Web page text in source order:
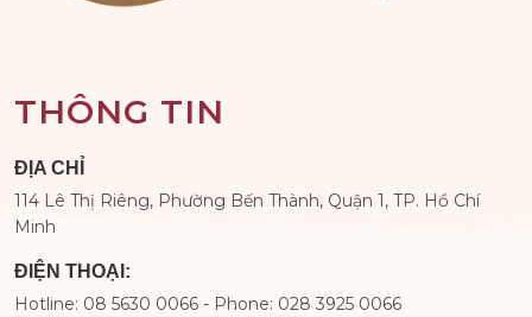
THÔNG TIN
ĐỊA CHỈ
114 Lê Thị Riêng, Phường Bến Thành, Quận 1, TP. Hồ Chí
Minh
ĐIỆN THOẠI:
Hotline: 08 5630 0066 - Phone: 028 3925 0066